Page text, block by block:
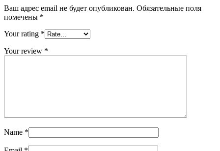
Ваш адрес email не будет опубликован. Обязательные поля
помечены *
Your rating *
Your review *
Name *